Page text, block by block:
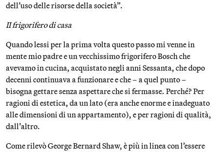
dell’uso delle risorse della società”.
II frigorifero di casa
Quando lessi per la prima volta questo passo mi venne in
mente mio padre e un vecchissimo frigorifero Bosch che
avevamo in cucina, acquistato negli anni Sessanta, che dopo
decenni continuava a funzionare e che – a quel punto –
bisogna gettare senza aspettare che si fermasse. Perché? Per
ragioni di estetica, da un lato (era anche enorme e inadeguato
alle dimensioni di un appartamento), e per ragioni di qualità,
dall’altro.
Come rilevò George Bernard Shaw, è più in linea con l’essere